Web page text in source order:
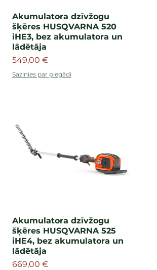
Akumulatora dzīvžogu
šķēres HUSQVARNA 520
iHE3, bez akumulatora un
lādētāja
Cena
549,00 €
Sazinies par piegādi
Akumulatora dzīvžogu
šķēres HUSQVARNA 525
iHE4, bez akumulatora un
lādētāja
Cena
669,00 €